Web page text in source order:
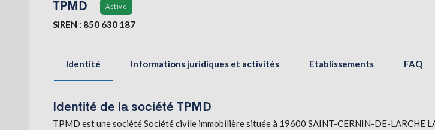
TPMD Active
SIREN : 850 630 187
Identité Informations juridiques et activités Etablissements FAQ
Identité de la société TPMD
TPMD est une société Société civile immobilière située à 19600 SAINT-CERNIN-DE-LARCHE